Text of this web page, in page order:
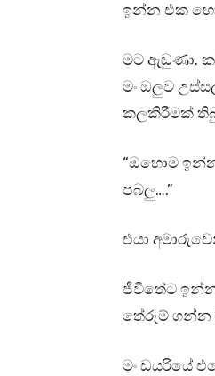
ඉන්න එක
මට ඇඬුණා.
මං ඔලුව
කලකිරීමක්
“ඔහොම
පබලු….”
එයා
ජීවිතේට
තේරුම් ගන්න
මං ඩයරියේ